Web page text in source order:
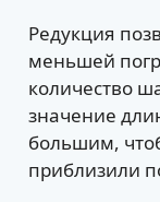
Редукция
меньшей
количество
значение
большим,
приблизили